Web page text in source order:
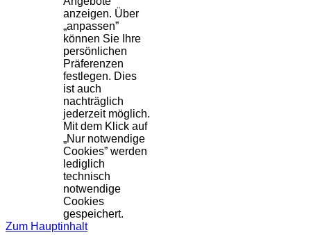
anzeigen. Über
„anpassen”
können Sie Ihre
persönlichen
Präferenzen
festlegen. Dies
ist auch
nachträglich
jederzeit möglich.
Mit dem Klick auf
„Nur notwendige
Cookies” werden
lediglich
technisch
notwendige
Cookies
gespeichert.
Zum Hauptinhalt